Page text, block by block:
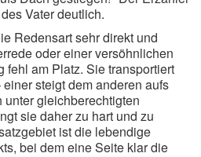
Vater deutlich.
Redensart sehr direkt und
oder einer versöhnlichen
fehl am Platz. Sie transportiert
steigt dem anderen aufs
unter gleichberechtigten
sie daher zu hart und zu
ist die lebendige
bei dem eine Seite klar die